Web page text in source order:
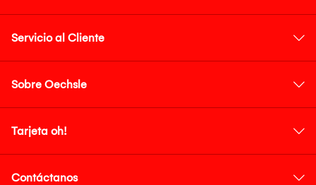
Servicio al Cliente
Sobre Oechsle
Tarjeta oh!
Contáctanos